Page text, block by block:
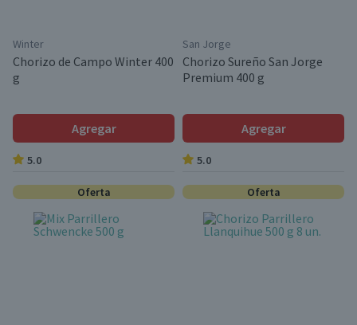
Winter
Chorizo de Campo Winter 400
g
Agregar
5.0
San Jorge
Chorizo Sureño San Jorge
Premium 400 g
Agregar
5.0
Oferta Oferta